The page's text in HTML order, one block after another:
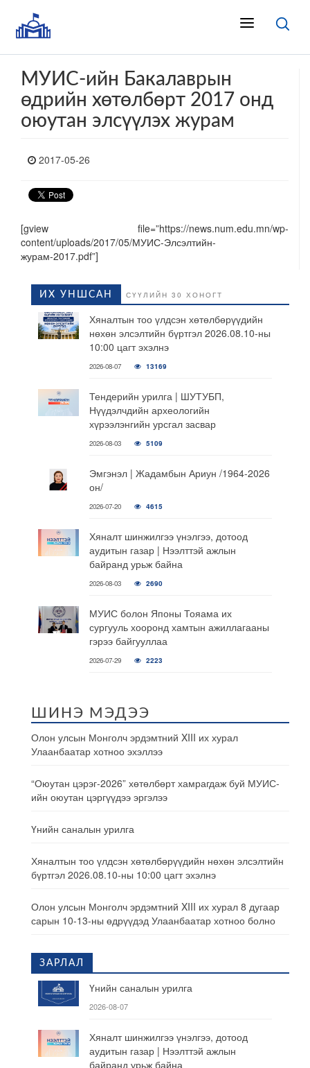
МУИС-ийн Бакалаврын
өдрийн хөтөлбөрт 2017 онд
оюутан элсүүлэх журам
2017-05-26
[gview file=”https://news.num.edu.mn/wp-
content/uploads/2017/05/МУИС-Элсэлтийн-
журам-2017.pdf”]
ИХ УНШСАН СҮҮЛИЙН 30 ХОНОГТ
Хяналтын тоо үлдсэн хөтөлбөрүүдийн
нөхөн элсэлтийн бүртгэл 2026.08.10-ны
10:00 цагт эхэлнэ
2026-08-07 13169
Тендерийн урилга | ШУТУБП,
Нүүдэлчдийн археологийн
хүрээлэнгийн урсгал засвар
2026-08-03 5109
Эмгэнэл | Жадамбын Ариун /1964-2026
он/
2026-07-20 4615
Хяналт шинжилгээ үнэлгээ, дотоод
аудитын газар | Нээлттэй ажлын
байранд урьж байна
2026-08-03 2690
МУИС болон Японы Тояама их
сургууль хооронд хамтын ажиллагааны
гэрээ байгууллаа
2026-07-29 2223
ШИНЭ МЭДЭЭ
Олон улсын Монголч эрдэмтний XIII их хурал
Улаанбаатар хотноо эхэллээ
“Оюутан цэрэг-2026” хөтөлбөрт хамрагдаж буй МУИС-
ийн оюутан цэргүүдээ эргэлээ
Үнийн саналын урилга
Хяналтын тоо үлдсэн хөтөлбөрүүдийн нөхөн элсэлтийн
бүртгэл 2026.08.10-ны 10:00 цагт эхэлнэ
Олон улсын Монголч эрдэмтний XIII их хурал 8 дугаар
сарын 10-13-ны өдрүүдэд Улаанбаатар хотноо болно
ЗАРЛАЛ
Үнийн саналын урилга
2026-08-07
Хяналт шинжилгээ үнэлгээ, дотоод
аудитын газар | Нээлттэй ажлын
байранд урьж байна